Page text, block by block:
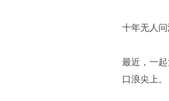
十年无人问
最近，一
口浪尖上。